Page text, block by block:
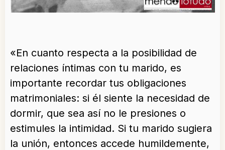
«En cuanto respecta a la posibilidad de
relaciones íntimas con tu marido, es
importante recordar tus obligaciones
matrimoniales: si él siente la necesidad de
dormir, que sea así no le presiones o
estimules la intimidad. Si tu marido sugiera
la unión, entonces accede humildemente,